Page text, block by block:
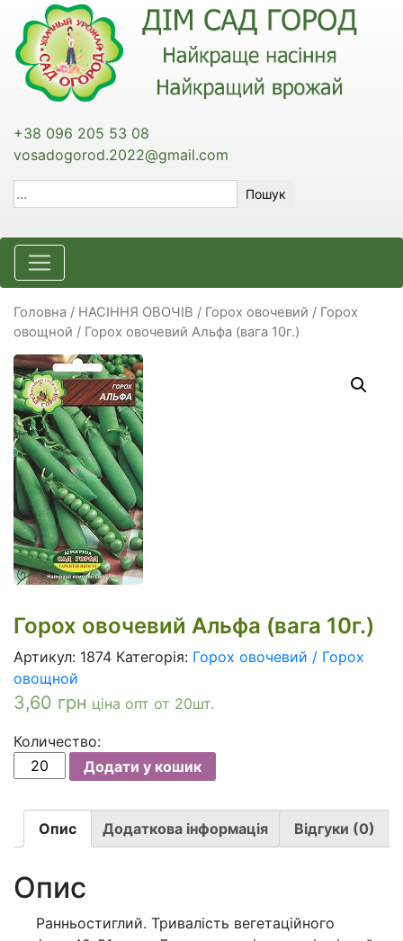
+38 096 205 53 08
vosadogorod.2022@gmail.com
Пошук
Головна / НАСІННЯ ОВОЧІВ / Горох овочевий / Горох
овощной / Горох овочевий Альфа (вага 10г.)
Горох овочевий Альфа (вага 10г.)
Артикул: 1874 Категорія: Горох овочевий / Горох
овощной
3,60 грн ціна опт от 20шт.
Количество:
Горох
овочевий
Альфа
(вага
10г.)
Додати у кошик
Опис Додаткова інформація Відгуки (0)
Опис
Ранньостиглий. Тривалість вегетаційного